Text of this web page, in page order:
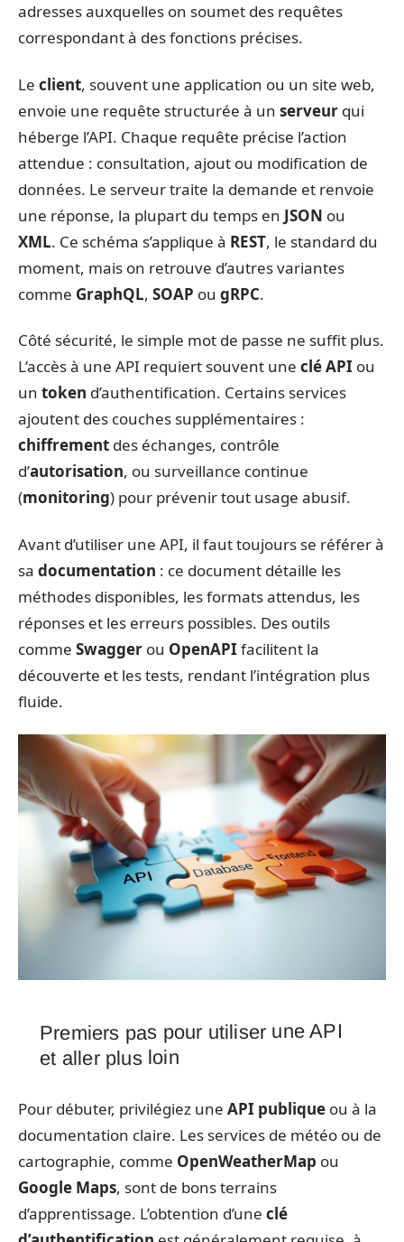
adresses auxquelles on soumet des requêtes
correspondant à des fonctions précises.
Le client, souvent une application ou un site web,
envoie une requête structurée à un serveur qui
héberge l’API. Chaque requête précise l’action
attendue : consultation, ajout ou modification de
données. Le serveur traite la demande et renvoie
une réponse, la plupart du temps en JSON ou
XML. Ce schéma s’applique à REST, le standard du
moment, mais on retrouve d’autres variantes
comme GraphQL, SOAP ou gRPC.
Côté sécurité, le simple mot de passe ne suffit plus.
L’accès à une API requiert souvent une clé API ou
un token d’authentification. Certains services
ajoutent des couches supplémentaires :
chiffrement des échanges, contrôle
d’autorisation, ou surveillance continue
(monitoring) pour prévenir tout usage abusif.
Avant d’utiliser une API, il faut toujours se référer à
sa documentation : ce document détaille les
méthodes disponibles, les formats attendus, les
réponses et les erreurs possibles. Des outils
comme Swagger ou OpenAPI facilitent la
découverte et les tests, rendant l’intégration plus
fluide.
Premiers pas pour utiliser une API
et aller plus loin
Pour débuter, privilégiez une API publique ou à la
documentation claire. Les services de météo ou de
cartographie, comme OpenWeatherMap ou
Google Maps, sont de bons terrains
d’apprentissage. L’obtention d’une clé